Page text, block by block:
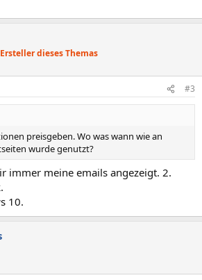
Ersteller dieses Themas
#3
preisgeben. Wo was wann wie an
wurde genutzt?
immer meine emails angezeigt. 2.
10.